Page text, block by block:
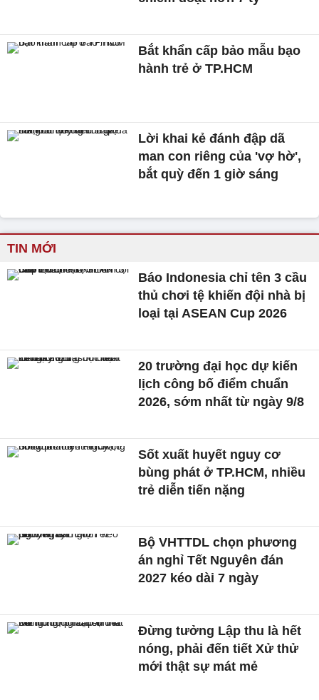
Bắt khẩn cấp bảo mẫu bạo
hành trẻ ở TP.HCM
Lời khai kẻ đánh đập dã
man con riêng của 'vợ hờ',
bắt quỳ đến 1 giờ sáng
TIN MỚI
Báo Indonesia chỉ tên 3 cầu
thủ chơi tệ khiến đội nhà bị
loại tại ASEAN Cup 2026
20 trường đại học dự kiến
lịch công bố điểm chuẩn
2026, sớm nhất từ ngày 9/8
Sốt xuất huyết nguy cơ
bùng phát ở TP.HCM, nhiều
trẻ diễn tiến nặng
Bộ VHTTDL chọn phương
án nghỉ Tết Nguyên đán
2027 kéo dài 7 ngày
Đừng tưởng Lập thu là hết
nóng, phải đến tiết Xử thử
mới thật sự mát mẻ